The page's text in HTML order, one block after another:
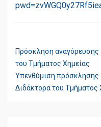
ΠΛΟΉΓΗΣΗ
ΆΡΘΡΩΝ
Πρόσκληση αναγόρευσης
του Τμήματος Χημείας
Υπενθύμιση πρόσκλησης
Διδάκτορα του Τμήματος